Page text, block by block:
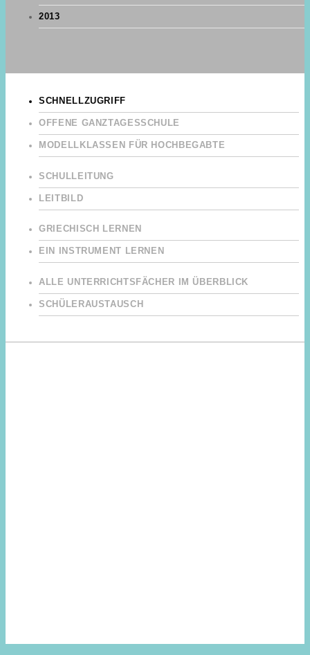
2013
SCHNELLZUGRIFF
OFFENE GANZTAGESSCHULE
MODELLKLASSEN FÜR HOCHBEGABTE
SCHULLEITUNG
LEITBILD
GRIECHISCH LERNEN
EIN INSTRUMENT LERNEN
ALLE UNTERRICHTSFÄCHER IM ÜBERBLICK
SCHÜLERAUSTAUSCH